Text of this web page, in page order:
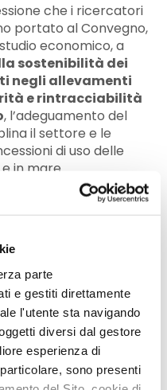
parte
e gestiti direttamente
l'utente sta navigando
diversi dal gestore
esperienza di
sono presenti
che i ricercatori
portato al Convegno,
economico, a
sostenibilità dei
negli allevamenti
e rintracciabilità
, l’adeguamento del
il settore e le
di uso delle
in mare.
www.umr-amure.fr
della Natura e del
CONDIVIDI!